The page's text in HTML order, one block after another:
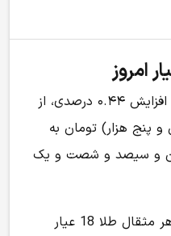
هر مثقال طلا 18 عیار امروز با افزایش ۰.۴۴ درصدی، از
و پنج هزار) تومان به
میلیون و سیصد و شصت و یک